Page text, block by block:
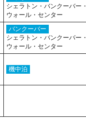
シェラトン・バンクーバー・
ウォール・センター
バンクーバー
シェラトン・バンクーバー・
ウォール・センター
機中泊